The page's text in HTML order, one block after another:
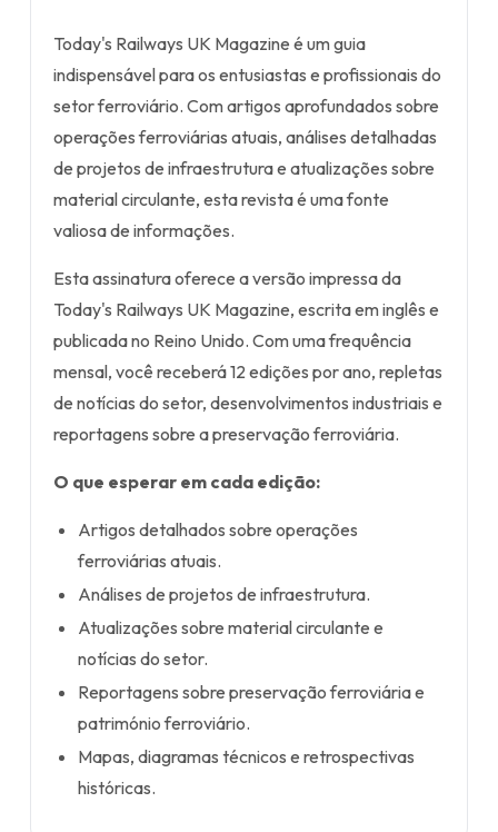
Today's Railways UK Magazine é um guia
indispensável para os entusiastas e profissionais do
setor ferroviário. Com artigos aprofundados sobre
operações ferroviárias atuais, análises detalhadas
de projetos de infraestrutura e atualizações sobre
material circulante, esta revista é uma fonte
valiosa de informações.
Esta assinatura oferece a versão impressa da
Today's Railways UK Magazine, escrita em inglês e
publicada no Reino Unido. Com uma frequência
mensal, você receberá 12 edições por ano, repletas
de notícias do setor, desenvolvimentos industriais e
reportagens sobre a preservação ferroviária.
O que esperar em cada edição:
Artigos detalhados sobre operações
ferroviárias atuais.
Análises de projetos de infraestrutura.
Atualizações sobre material circulante e
notícias do setor.
Reportagens sobre preservação ferroviária e
património ferroviário.
Mapas, diagramas técnicos e retrospectivas
históricas.